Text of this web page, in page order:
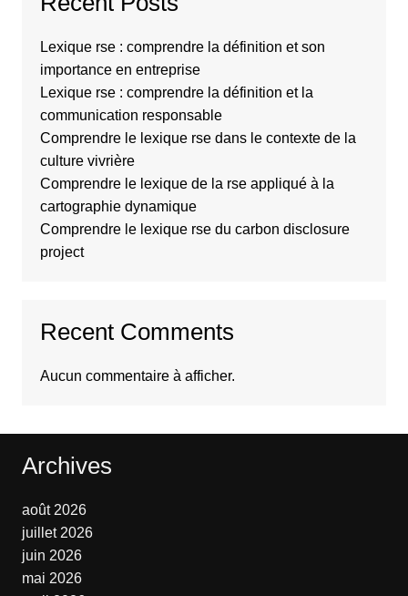
Lexique rse : comprendre la définition et son
importance en entreprise
Lexique rse : comprendre la définition et la
communication responsable
Comprendre le lexique rse dans le contexte de la
culture vivrière
Comprendre le lexique de la rse appliqué à la
cartographie dynamique
Comprendre le lexique rse du carbon disclosure
project
Recent Comments
Aucun commentaire à afficher.
Archives
août 2026
juillet 2026
juin 2026
mai 2026